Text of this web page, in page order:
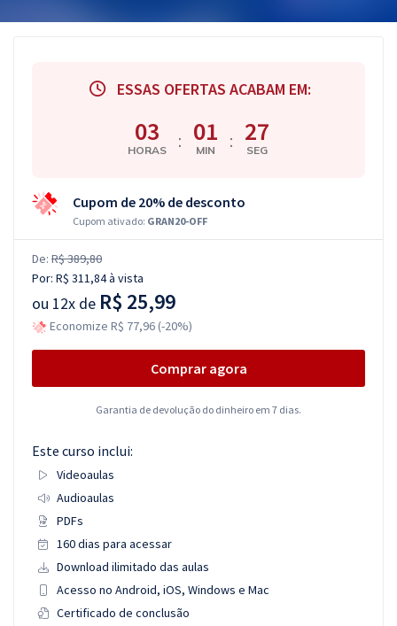
ESSAS OFERTAS ACABAM EM:
03
HORAS : 01
MIN : 26
SEG
Cupom de 20% de desconto
Cupom ativado: GRAN20-OFF
De: R$ 389,80
Por: R$ 311,84à vista
ou 12x de R$ 25,99
Economize R$ 77,96 (-20%)
Comprar agora
Garantia de devolução do dinheiro em 7 dias.
Este curso inclui:
Videoaulas
Audioaulas
PDFs
160 dias para acessar
Download ilimitado das aulas
Acesso no Android, iOS, Windows e Mac
Certificado de conclusão